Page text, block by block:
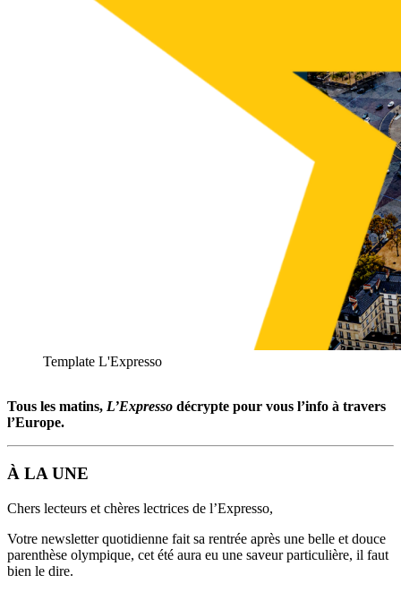
Template L'Expresso
Tous les matins, L’Expresso décrypte pour vous l’info à travers
l’Europe.
À LA UNE
Chers lecteurs et chères lectrices de l’Expresso,
Votre newsletter quotidienne fait sa rentrée après une belle et douce
parenthèse olympique, cet été aura eu une saveur particulière, il faut
bien le dire.